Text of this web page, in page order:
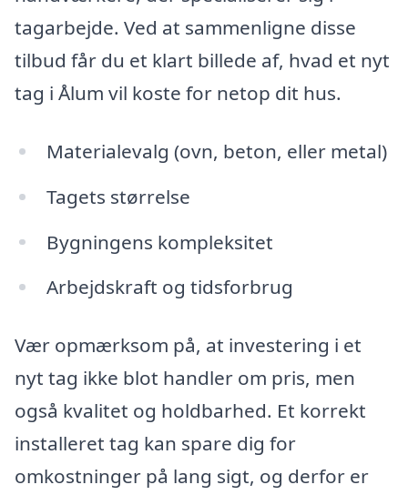
tagarbejde. Ved at sammenligne disse
tilbud får du et klart billede af, hvad et nyt
tag i Ålum vil koste for netop dit hus.
Materialevalg (ovn, beton, eller metal)
Tagets størrelse
Bygningens kompleksitet
Arbejdskraft og tidsforbrug
Vær opmærksom på, at investering i et
nyt tag ikke blot handler om pris, men
også kvalitet og holdbarhed. Et korrekt
installeret tag kan spare dig for
omkostninger på lang sigt, og derfor er